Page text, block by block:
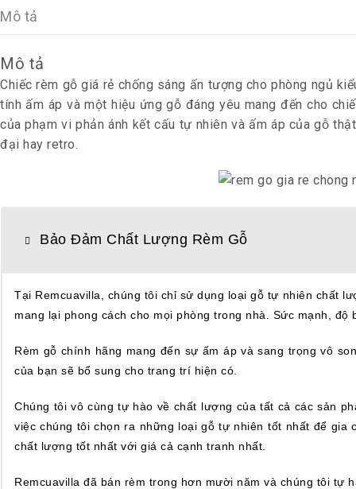
Mô tả
Mô tả
Chiếcrèm gỗ giá rẻ chống sáng ấn tượng cho phòng ngủ
tính ấm áp và một hiệu ứng gỗ đáng yêu mang đến cho
của phạm vi phản ánh kết cấu tự nhiên và ấm áp của gỗ
đại hay retro.
Bảo Đảm Chất Lượng Rèm Gỗ
Tại Remcuavilla, chúng tôi chỉ sử dụng loại gỗ tự nhiên chất
mang lại phong cách cho mọi phòng trong nhà. Sức mạnh,
Rèm gỗ chính hãng mang đến sự ấm áp và sang trọng vô
của bạn sẽ bổ sung cho trang trí hiện có.
Chúng tôi vô cùng tự hào về chất lượng của tất cả các sản
việc chúng tôi chọn ra những loại gỗ tự nhiên tốt nhất để gia
chất lượng tốt nhất với giá cả cạnh tranh nhất.
Remcuavilla đã bán rèm trong hơn mười năm và chúng tôi tự